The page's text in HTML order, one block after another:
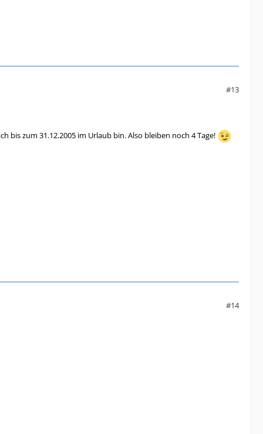
#13
bis zum 31.12.2005 im Urlaub bin. Also bleiben noch 4 Tage!
#14